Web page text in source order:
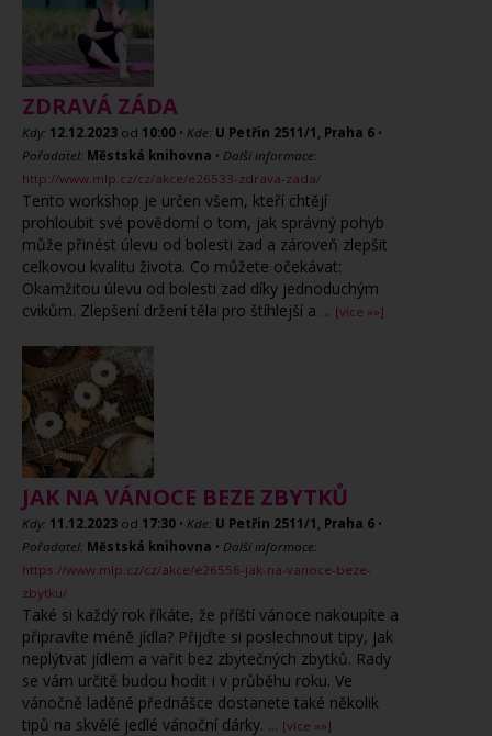
ZDRAVÁ ZÁDA
Kdy: 12.12.2023 od 10:00 • Kde: U Petřin 2511/1, Praha 6 •
Pořadatel: Městská knihovna • Další informace:
http://www.mlp.cz/cz/akce/e26533-zdrava-zada/
Tento workshop je určen všem, kteří chtějí
prohloubit své povědomí o tom, jak správný pohyb
může přinést úlevu od bolesti zad a zároveň zlepšit
celkovou kvalitu života. Co můžete očekávat:
Okamžitou úlevu od bolesti zad díky jednoduchým
cvikům. Zlepšení držení těla pro štíhlejší a ... [více »»]
JAK NA VÁNOCE BEZE ZBYTKŮ
Kdy: 11.12.2023 od 17:30 • Kde: U Petřin 2511/1, Praha 6 •
Pořadatel: Městská knihovna • Další informace:
https://www.mlp.cz/cz/akce/e26556-jak-na-vanoce-beze-
zbytku/
Také si každý rok říkáte, že příští vánoce nakoupíte a
připravíte méně jídla? Přijďte si poslechnout tipy, jak
neplýtvat jídlem a vařit bez zbytečných zbytků. Rady
se vám určitě budou hodit i v průběhu roku. Ve
vánočně laděné přednášce dostanete také několik
tipů na skvělé jedlé vánoční dárky. ... [více »»]